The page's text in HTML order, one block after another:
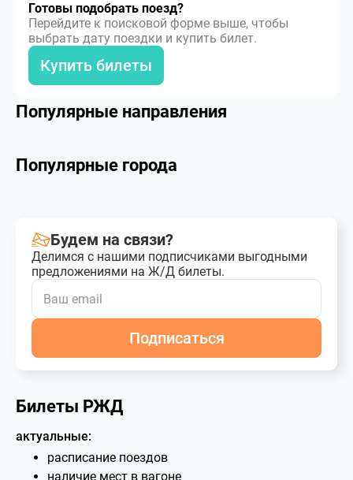
Готовы подобрать поезд?
Перейдите к поисковой форме выше, чтобы
выбрать дату поездки и купить билет.
Купить билеты
Популярные направления
Популярные города
Будем на связи?
Делимся с нашими подписчиками выгодными
предложениями на Ж/Д билеты.
Подписаться
Билеты РЖД
актуальные:
расписание поездов
наличие мест в вагоне